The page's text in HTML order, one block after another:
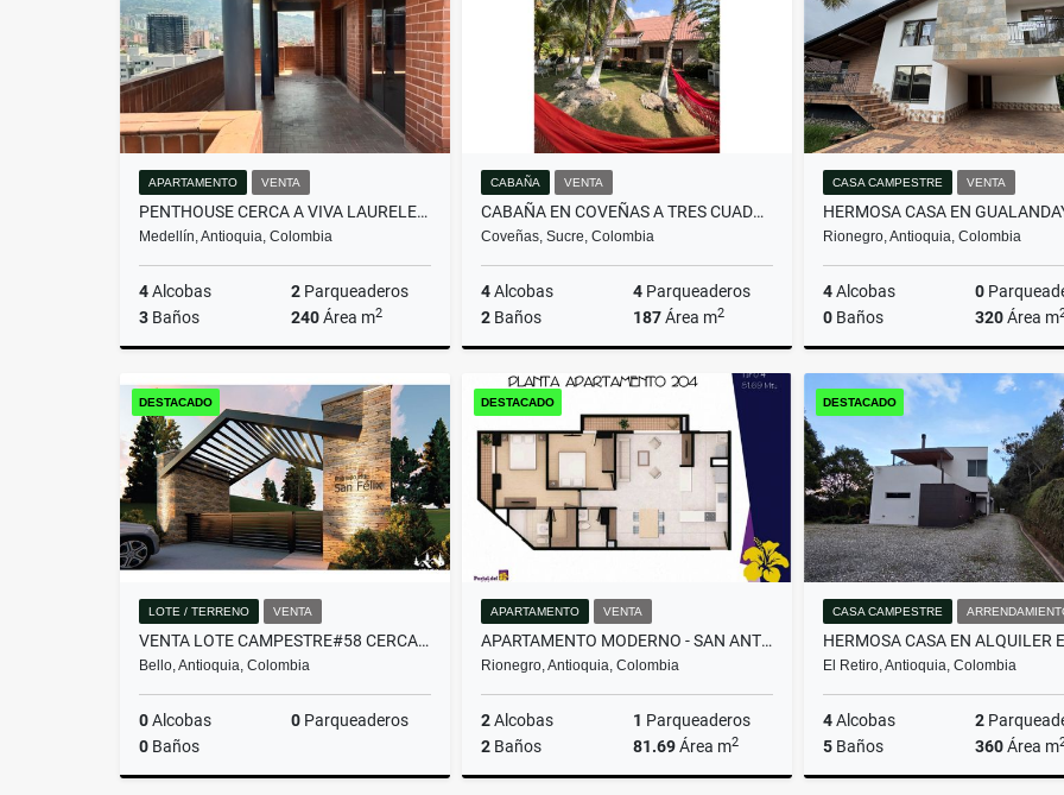
APARTAMENTO VENTA
PENTHOUSE CERCA A VIVA LAURELES CON EXCELENTE VISTA
Medellín, Antioquia, Colombia
4Alcobas 2 Parqueaderos
3 Baños 240Área m2
Venta
$1.370.000.000
CABAÑA VENTA
CABAÑA EN COVEÑAS A TRES CUADRAS DE LA PLAYA
Coveñas, Sucre, Colombia
4Alcobas 4 Parqueaderos
2 Baños 187Área m2
Venta
CASA CAMPESTRE VENTA
Rionegro, Antioquia, Colombia
4Alcobas 0
0 Baños 320Área m
$1.800.000.000
DESTACADO
LOTE / TERRENO VENTA
VENTA LOTE CAMPESTRE#58 CERCA A MEDELLÍN, VISTA PANORÁMICA SIN PEAJE
Bello, Antioquia, Colombia
0Alcobas 0 Parqueaderos
0 Baños
DESTACADO
APARTAMENTO VENTA
APARTAMENTO MODERNO - SAN ANTONIO DE PEREIRA
Rionegro, Antioquia, Colombia
2Alcobas 1 Parqueaderos
2 Baños 81.69Área m2
DESTACADO
CASA CAMPESTRE
El Retiro, Antioquia, Colombia
4Alcobas 2
5 Baños 360Área m